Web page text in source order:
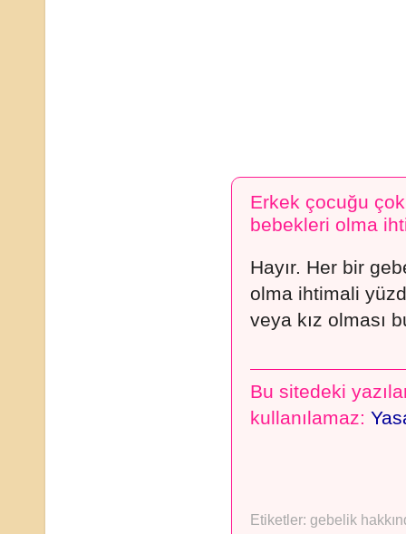
Erkek çocuğu
bebekleri olma
Hayır. Her bir
olma ihtimali
veya kız olması
Bu sitedeki
kullanılamaz:
Etiketler: gebelik